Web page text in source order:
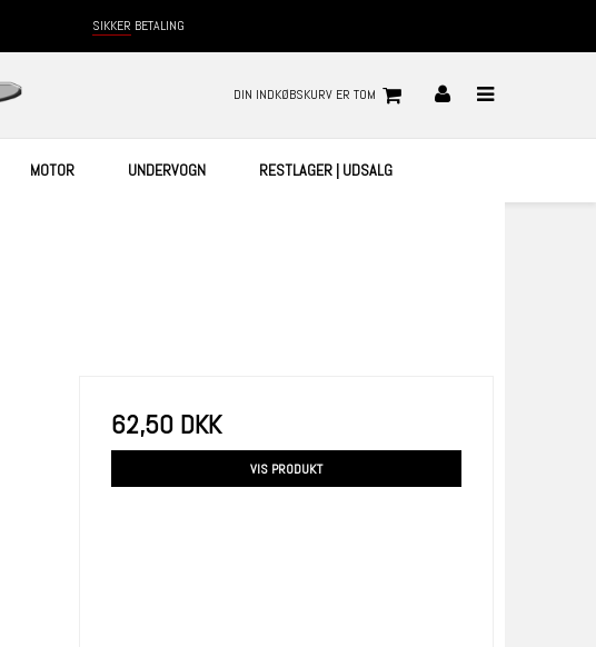
SIKKER BETALING
DIN INDKØBSKURV ER TOM
MOTOR UNDERVOGN RESTLAGER | UDSALG
62,50 DKK
VIS PRODUKT